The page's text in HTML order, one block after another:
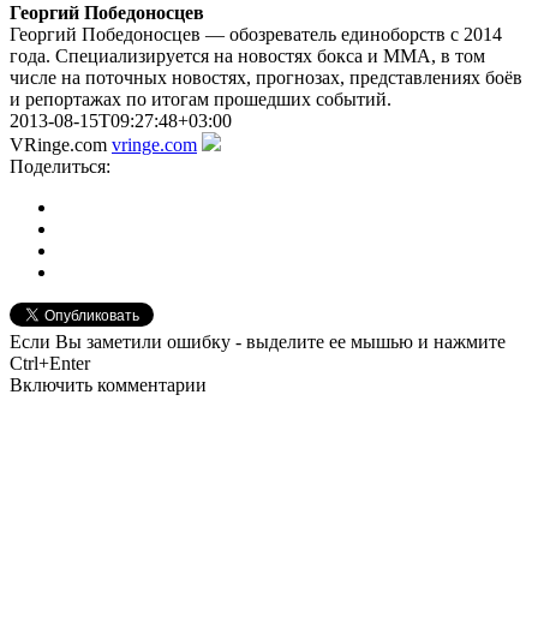
Георгий Победоносцев
Георгий Победоносцев — обозреватель единоборств с 2014
года. Специализируется на новостях бокса и ММА, в том
числе на поточных новостях, прогнозах, представлениях боёв
и репортажах по итогам прошедших событий.
2013-08-15T09:27:48+03:00
VRinge.com vringe.com
Поделиться:
Если Вы заметили ошибку - выделите ее мышью и нажмите
Ctrl+Enter
Включить комментарии